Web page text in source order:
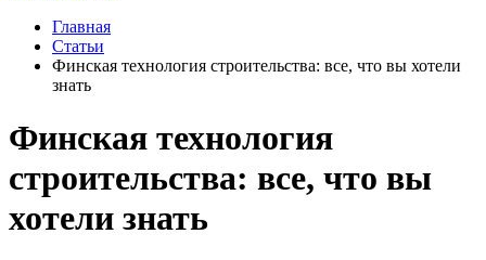
Главная
Статьи
Финская технология строительства: все, что вы хотели
знать
Финская технология
строительства: все, что вы
хотели знать